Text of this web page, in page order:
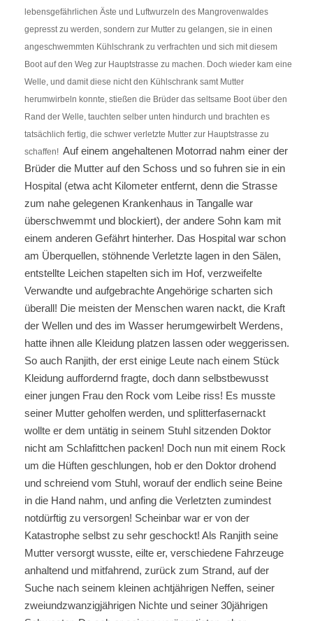
lebensgefährlichen Äste und Luftwurzeln des Mangrovenwaldes
gepresst zu werden, sondern zur Mutter zu gelangen, sie in einen
angeschwemmten Kühlschrank zu verfrachten und sich mit diesem
Boot auf den Weg zur Hauptstrasse zu machen. Doch wieder kam eine
Welle, und damit diese nicht den Kühlschrank samt Mutter
herumwirbeln konnte, stießen die Brüder das seltsame Boot über den
Rand der Welle, tauchten selber unten hindurch und brachten es
tatsächlich fertig, die schwer verletzte Mutter zur Hauptstrasse zu
schaffen! Auf einem angehaltenen Motorrad nahm einer der
Brüder die Mutter auf den Schoss und so fuhren sie in ein
Hospital (etwa acht Kilometer entfernt, denn die Strasse
zum nahe gelegenen Krankenhaus in Tangalle war
überschwemmt und blockiert), der andere Sohn kam mit
einem anderen Gefährt hinterher. Das Hospital war schon
am Überquellen, stöhnende Verletzte lagen in den Sälen,
entstellte Leichen stapelten sich im Hof, verzweifelte
Verwandte und aufgebrachte Angehörige scharten sich
überall! Die meisten der Menschen waren nackt, die Kraft
der Wellen und des im Wasser herumgewirbelt Werdens,
hatte ihnen alle Kleidung platzen lassen oder weggerissen.
So auch Ranjith, der erst einige Leute nach einem Stück
Kleidung auffordernd fragte, doch dann selbstbewusst
einer jungen Frau den Rock vom Leibe riss! Es musste
seiner Mutter geholfen werden, und splitterfasernackt
wollte er dem untätig in seinem Stuhl sitzenden Doktor
nicht am Schlafittchen packen! Doch nun mit einem Rock
um die Hüften geschlungen, hob er den Doktor drohend
und schreiend vom Stuhl, worauf der endlich seine Beine
in die Hand nahm, und anfing die Verletzten zumindest
notdürftig zu versorgen! Scheinbar war er von der
Katastrophe selbst zu sehr geschockt! Als Ranjith seine
Mutter versorgt wusste, eilte er, verschiedene Fahrzeuge
anhaltend und mitfahrend, zurück zum Strand, auf der
Suche nach seinem kleinen achtjährigen Neffen, seiner
zweiundzwanzigjährigen Nichte und seiner 30jährigen